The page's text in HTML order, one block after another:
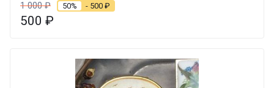
1 000₽ 50% - 500 ₽
500 ₽